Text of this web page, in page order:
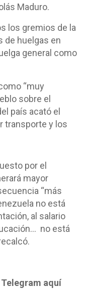
Maduro.
los gremios de la
de huelgas en
general como
“muy
sobre el
país acató el
transporte y los
por el
mayor
“más
no está
al salario
no está
aquí